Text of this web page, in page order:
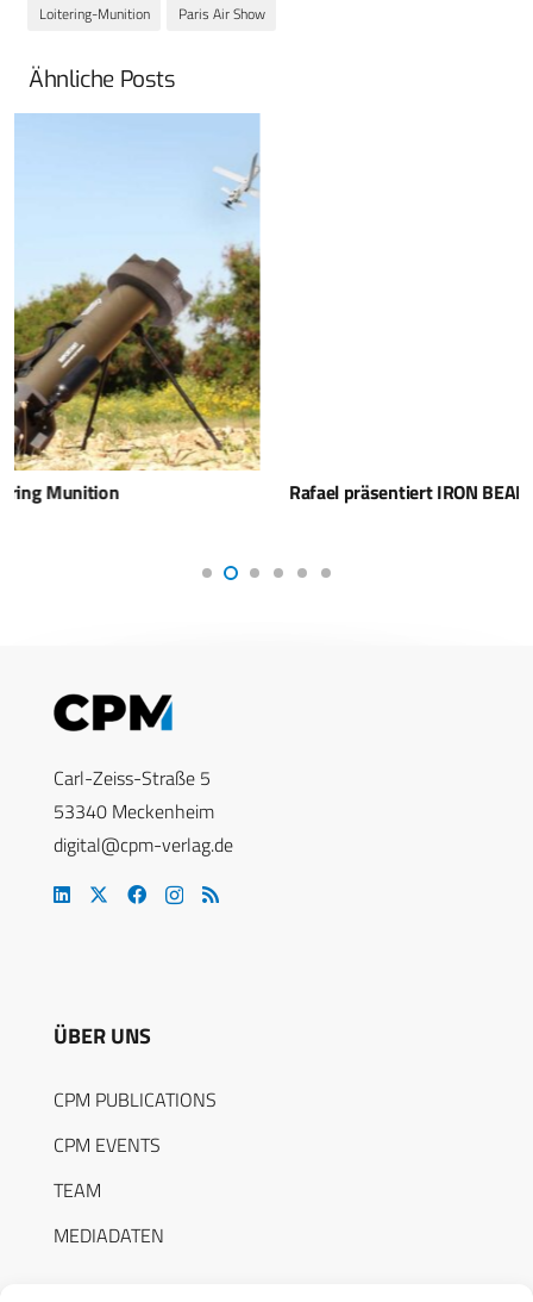
Loitering-Munition Paris Air Show
Ähnliche Posts
Rafael präsentiert IRON BEAM auf der Paris Air Show
Carl-Zeiss-Straße 5
53340 Meckenheim
digital@cpm-verlag.de
ÜBER UNS
CPM PUBLICATIONS
CPM EVENTS
TEAM
MEDIADATEN